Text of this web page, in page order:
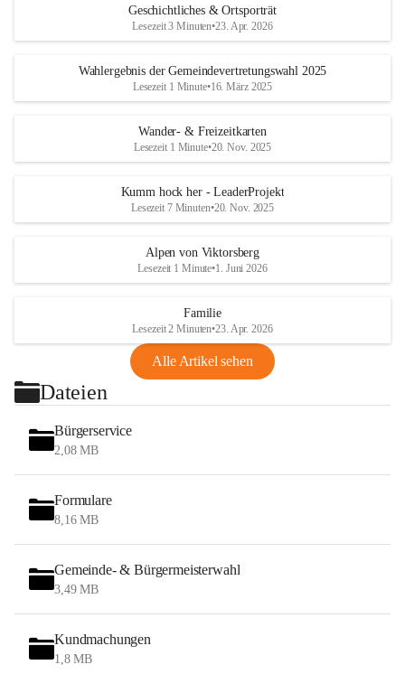
Geschichtliches & Ortsporträt
Lesezeit 3 Minuten•23. Apr. 2026
Wahlergebnis der Gemeindevertretungswahl 2025
Lesezeit 1 Minute•16. März 2025
Wander- & Freizeitkarten
Lesezeit 1 Minute•20. Nov. 2025
Kumm hock her - LeaderProjekt
Lesezeit 7 Minuten•20. Nov. 2025
Alpen von Viktorsberg
Lesezeit 1 Minute•1. Juni 2026
Familie
Lesezeit 2 Minuten•23. Apr. 2026
Alle Artikel sehen
Dateien
Bürgerservice
2,08 MB
Formulare
8,16 MB
Gemeinde- & Bürgermeisterwahl
3,49 MB
Kundmachungen
1,8 MB